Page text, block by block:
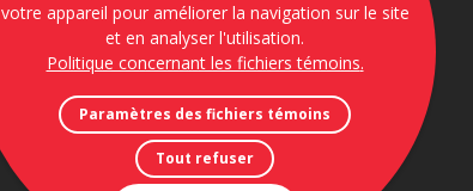
votre appareil pour améliorer la navigation sur le site
et en analyser l'utilisation.
Politique concernant les fichiers témoins.
Paramètres des fichiers témoins
Tout refuser